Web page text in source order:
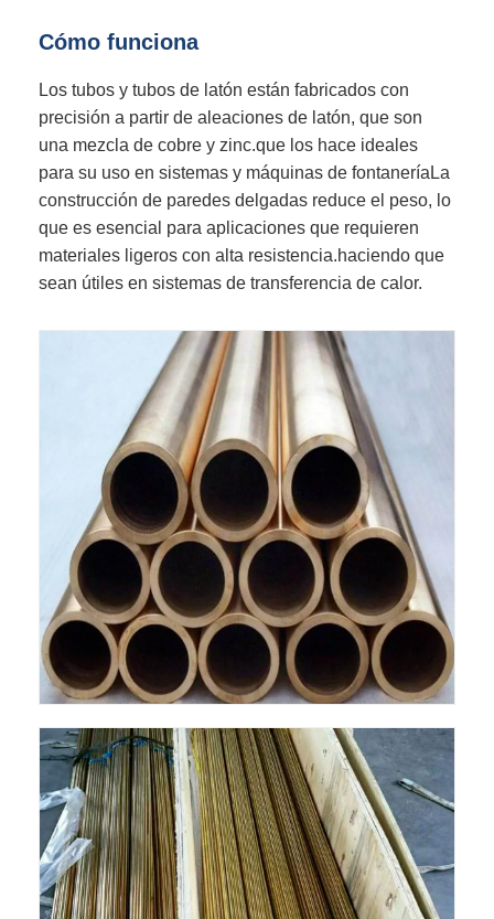
Cómo funciona
Los tubos y tubos de latón están fabricados con
precisión a partir de aleaciones de latón, que son
una mezcla de cobre y zinc.que los hace ideales
para su uso en sistemas y máquinas de fontaneríaLa
construcción de paredes delgadas reduce el peso, lo
que es esencial para aplicaciones que requieren
materiales ligeros con alta resistencia.haciendo que
sean útiles en sistemas de transferencia de calor.